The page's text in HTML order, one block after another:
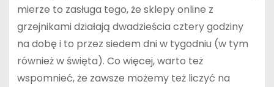
mierze to zasługa tego, że sklepy online z
grzejnikami działają dwadzieścia cztery godziny
na dobę i to przez siedem dni w tygodniu (w tym
również w święta). Co więcej, warto też
wspomnieć, że zawsze możemy też liczyć na